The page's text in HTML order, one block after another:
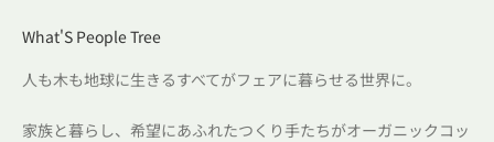
What'S People Tree
人も木も地球に生きるすべてがフェアに暮らせる世界に。
家族と暮らし、希望にあふれたつくり手たちがオーガニックコッ